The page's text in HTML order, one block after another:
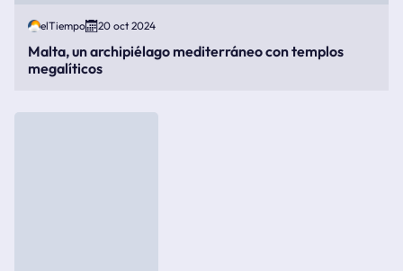
elTiempo 20 oct 2024
Malta, un archipiélago mediterráneo con templos
megalíticos